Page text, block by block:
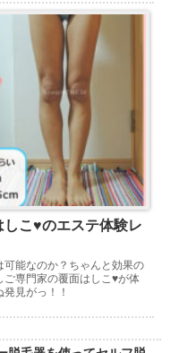
こ♥のエステ体験レ
能なのか？ちゃんと効果の
専門家の覆面はしこ♥が体
見がっ！！